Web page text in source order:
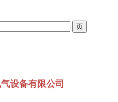
设备有限公司